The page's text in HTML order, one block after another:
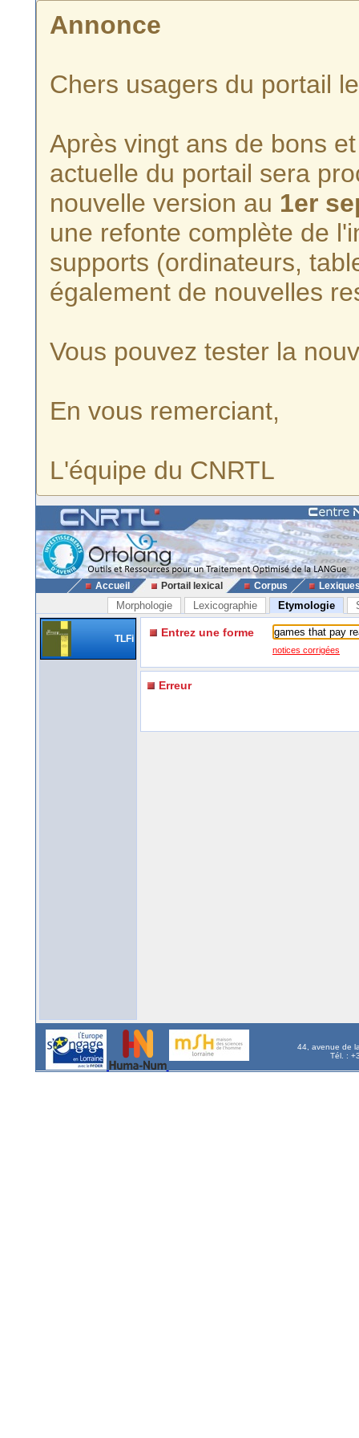
Annonce
Chers usagers du portail
Après vingt ans de bons
actuelle du portail sera
nouvelle version au 1er
une refonte complète de
supports (ordinateurs,
également de nouvelles
Vous pouvez tester la
En vous remerciant,
L'équipe du CNRTL
Accueil Portail lexical Corpus
Morphologie Lexicographie Etymologie
TLFi Entrez une forme
notices corrigées
Erreur
44, avenue de
Tél. :